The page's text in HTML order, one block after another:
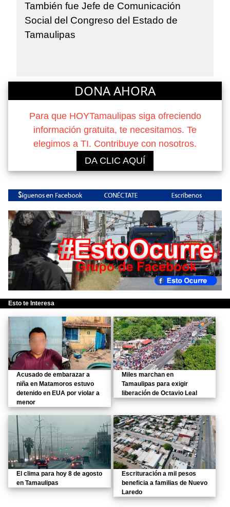
También fue Jefe de Comunicación
Social del Congreso del Estado de
Tamaulipas
DONA AHORA
Para que HOYTamaulipas siga ofreciendo
información gratuita, te necesitamos. Te
elegimos a TI. Contribuye con nosotros.
DA CLIC AQUÍ
Esto te Interesa
Acusado de embarazar a
niña en Matamoros estuvo
detenido en EUA por violar a
menor
Miles marchan en
Tamaulipas para exigir
liberación de Octavio Leal
El clima para hoy 8 de agosto
en Tamaulipas
Escrituración a mil pesos
beneficia a familias de Nuevo
Laredo